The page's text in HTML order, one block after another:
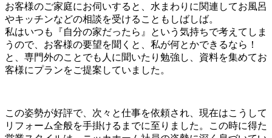
お客様のご家庭にお伺いすると、水まわりに関連してお風呂
やキッチンなどの相談を受けることもしばしば。
私はいつも『自分の家だったら』という気持ちで考えてしま
うので、お客様の要望を聞くと、私が何とかできるなら！
と、専門外のことでも人に聞いたり勉強し、資料を集めてお
客様にプランをご提案していました。
この姿勢が好評で、次々と仕事を依頼され、現在はこうして
リフォーム全般を手掛けるまでに至りました。この時に得た